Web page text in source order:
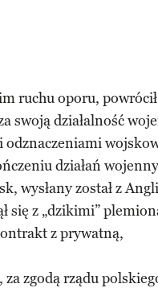
ruchu oporu, powrócił
swoją działalność
odznaczeniami
działań
wysłany został z
się z „dzikimi”
z prywatną,
zgodą rządu